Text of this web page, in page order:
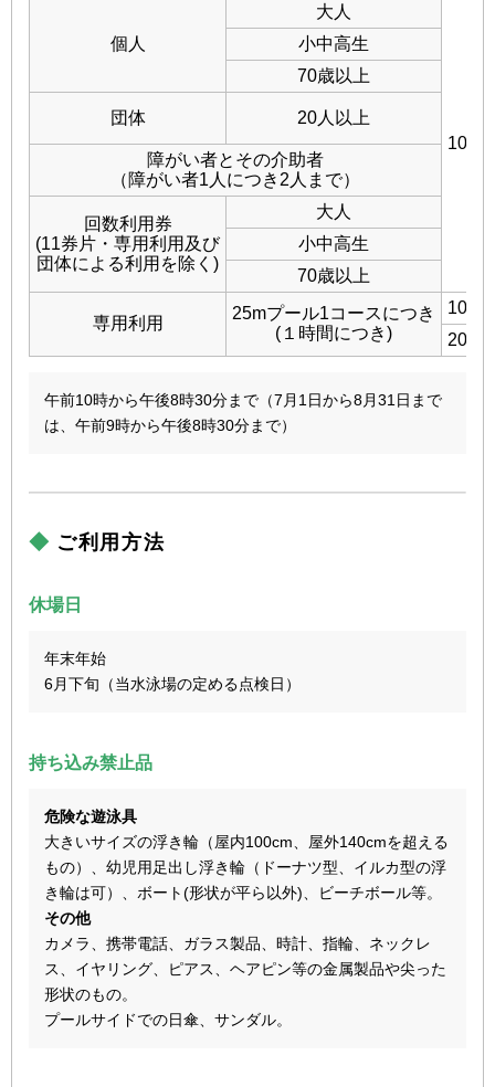
個人
大人
小中高生
70歳以上
団体 20人以上
障がい者とその介助者
（障がい者1人につき2人まで）
回数利用券
(11券片・専用利用及び
団体による利用を除く)
大人
小中高生
70歳以上
専用利用
25mプール1コースにつき
(１時間につき)
午前10時から午後8時30分まで（7月1日から8月31日まで
は、午前9時から午後8時30分まで）
ご利用方法
休場日
年末年始
6月下旬（当水泳場の定める点検日）
持ち込み禁止品
危険な遊泳具
大きいサイズの浮き輪（屋内100cm、屋外140cmを超える
もの）、幼児用足出し浮き輪（ドーナツ型、イルカ型の浮
き輪は可）、ボート(形状が平ら以外)、ビーチボール等。
その他
カメラ、携帯電話、ガラス製品、時計、指輪、ネックレ
ス、イヤリング、ピアス、ヘアピン等の金属製品や尖った
形状のもの。
プールサイドでの日傘、サンダル。